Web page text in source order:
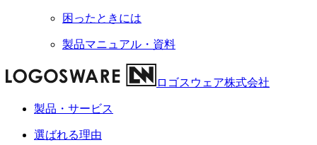
困ったときには
製品マニュアル・資料
ロゴスウェア株式会社
製品・サービス
選ばれる理由